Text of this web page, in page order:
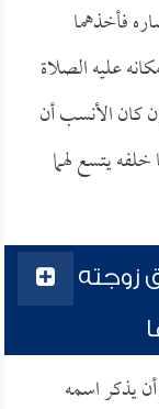
فأخذهما
عليه الصلاة
كان الأنسب أن
يتسع لهما
زوجته
يذكر اسمه